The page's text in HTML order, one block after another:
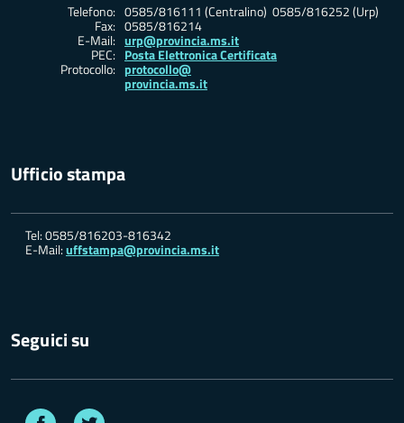
Telefono: 0585/816111 (Centralino) 0585/816252 (Urp)
Fax: 0585/816214
E-Mail: urp@provincia.ms.it
PEC: Posta Elettronica Certificata
Protocollo: protocollo@
provincia.ms.it
Ufficio stampa
Tel: 0585/816203-816342
E-Mail:uffstampa@provincia.ms.it
Seguici su
Facebook